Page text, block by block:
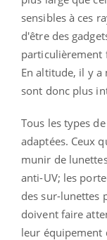
sensibles à ces
d'être des
particulièrement
En altitude, il y a
sont donc plus
Tous les types
adaptées. Ceux
munir de
anti-UV; les
des sur-lunettes
doivent faire
leur équipement